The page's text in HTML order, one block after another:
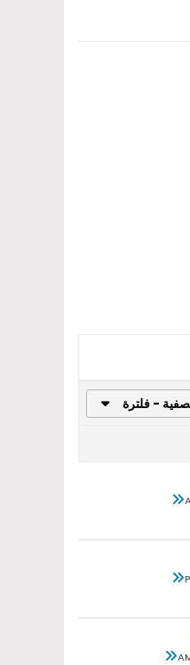
- فلترة